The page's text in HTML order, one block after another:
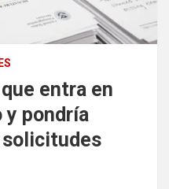
entra en
y pondría